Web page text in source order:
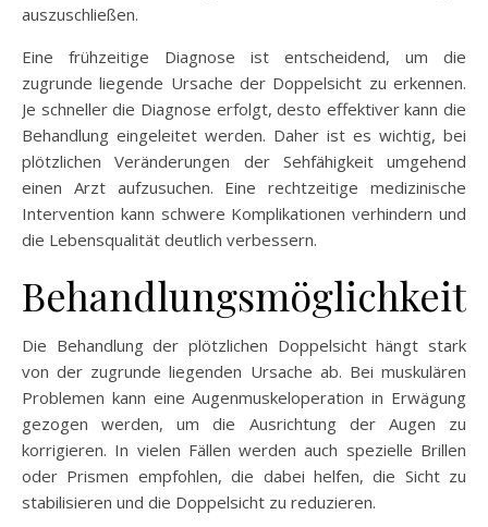
auszuschließen.
Eine frühzeitige Diagnose ist entscheidend, um die
zugrunde liegende Ursache der Doppelsicht zu erkennen.
Je schneller die Diagnose erfolgt, desto effektiver kann die
Behandlung eingeleitet werden. Daher ist es wichtig, bei
plötzlichen Veränderungen der Sehfähigkeit umgehend
einen Arzt aufzusuchen. Eine rechtzeitige medizinische
Intervention kann schwere Komplikationen verhindern und
die Lebensqualität deutlich verbessern.
Die Behandlung der plötzlichen Doppelsicht hängt stark
von der zugrunde liegenden Ursache ab. Bei muskulären
Problemen kann eine Augenmuskeloperation in Erwägung
gezogen werden, um die Ausrichtung der Augen zu
korrigieren. In vielen Fällen werden auch spezielle Brillen
oder Prismen empfohlen, die dabei helfen, die Sicht zu
stabilisieren und die Doppelsicht zu reduzieren.